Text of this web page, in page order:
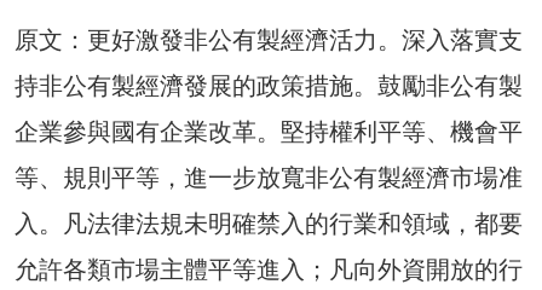
原文：更好激發非公有製經濟活力。深入落實支
持非公有製經濟發展的政策措施。鼓勵非公有製
企業參與國有企業改革。堅持權利平等、機會平
等、規則平等，進一步放寬非公有製經濟市場准
入。凡法律法規未明確禁入的行業和領域，都要
允許各類市場主體平等進入；凡向外資開放的行